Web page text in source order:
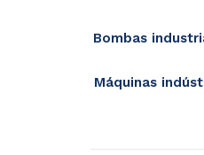
Bombas
Máquinas